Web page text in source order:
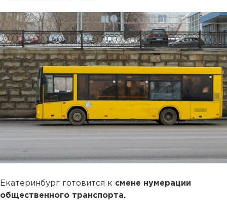
Екатеринбург готовится к смене нумерации
общественного транспорта.